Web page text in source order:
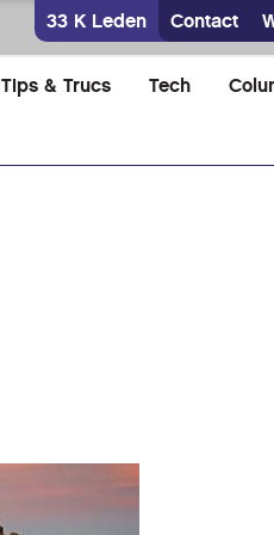
33 K Leden Contact
Tips & Trucs Tech